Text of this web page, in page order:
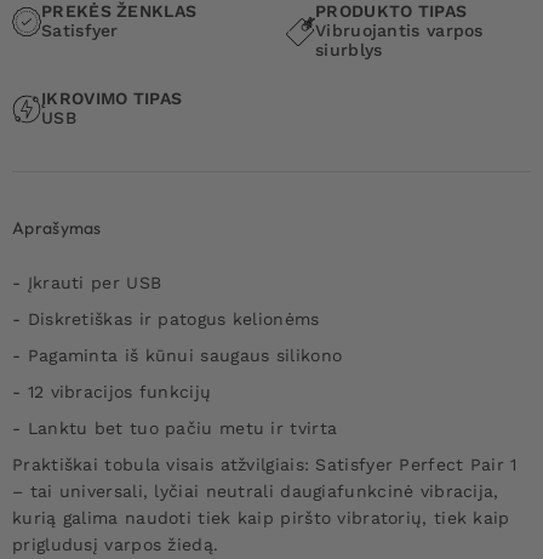
PREKĖS ŽENKLAS
Satisfyer
PRODUKTO TIPAS
Vibruojantis varpos
siurblys
ĮKROVIMO TIPAS
USB
Aprašymas
- Įkrauti per USB
- Diskretiškas ir patogus kelionėms
- Pagaminta iš kūnui saugaus silikono
- 12 vibracijos funkcijų
- Lanktu bet tuo pačiu metu ir tvirta
Praktiškai tobula visais atžvilgiais: Satisfyer Perfect Pair 1
– tai universali, lyčiai neutrali daugiafunkcinė vibracija,
kurią galima naudoti tiek kaip piršto vibratorių, tiek kaip
prigludusį varpos žiedą.